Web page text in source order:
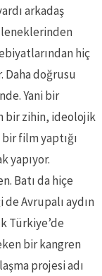
arkadaş
hiç
Daha doğrusu
Yani bir
bir zihin, ideolojik
film yaptığı
yapıyor.
Batı da hiçe
de Avrupalı aydın
Türkiye’de
bir kangren
projesi adı